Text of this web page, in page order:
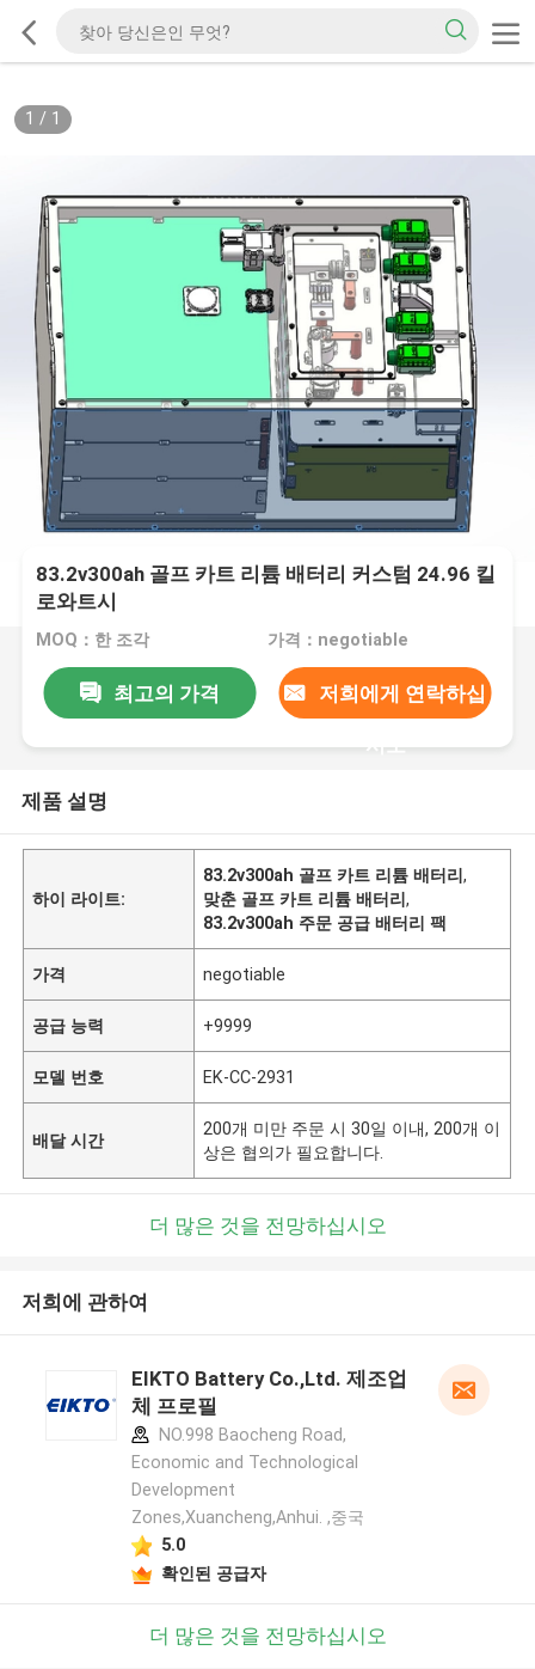
1 / 1
83.2v300ah 골프 카트 리튬 배터리 커스텀 24.96 킬
로와트시
MOQ：한 조각 가격：negotiable
최고의 가격 저희에게 연락하십
시오
제품 설명
하이 라이트:
83.2v300ah 골프 카트 리튬 배터리,
맞춘 골프 카트 리튬 배터리,
83.2v300ah 주문 공급 배터리 팩
가격 negotiable
공급 능력 +9999
모델 번호 EK-CC-2931
배달 시간
200개 미만 주문 시 30일 이내, 200개 이
상은 협의가 필요합니다.
더 많은 것을 전망하십시오
저희에 관하여
EIKTO Battery Co.,Ltd. 제조업
체 프로필
NO.998 Baocheng Road,
Economic and Technological
Development
Zones,Xuancheng,Anhui. ,중국
5.0
확인된 공급자
더 많은 것을 전망하십시오